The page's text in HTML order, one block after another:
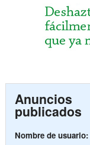
Anuncios
publicados
Nombre de